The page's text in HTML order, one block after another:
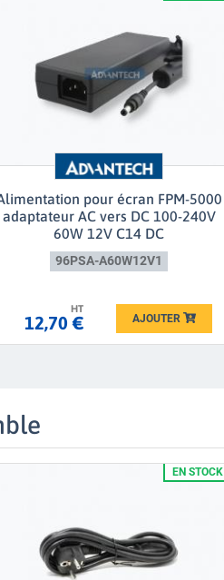
pour écran FPM-5000
adaptateur AC vers DC 100-240V
60W 12V C14 DC
96PSA-A60W12V1
HT
12,70 € AJOUTER
Loading...
EN STOCK